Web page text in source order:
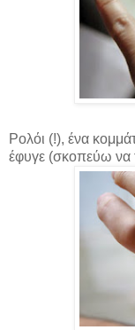
Ρολόι (!), ένα
έφυγε (σκοπεύω να